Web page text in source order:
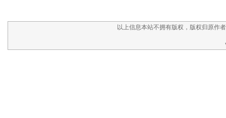
以上信息本站不拥有版权，版权归原作